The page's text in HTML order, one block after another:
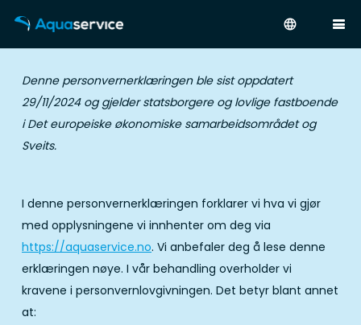
language
Denne personvernerklæringen ble sist oppdatert
29/11/2024 og gjelder statsborgere og lovlige fastboende
i Det europeiske økonomiske samarbeidsområdet og
Sveits.
I denne personvernerklæringen forklarer vi hva vi gjør
med opplysningene vi innhenter om deg via
https://aquaservice.no. Vi anbefaler deg å lese denne
erklæringen nøye. I vår behandling overholder vi
kravene i personvernlovgivningen. Det betyr blant annet
at: